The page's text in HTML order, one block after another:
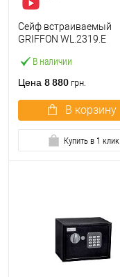
В наличии
Сейф встраиваемый
GRIFFON WL.2319.E
Цена 8 880 грн.
В корзину
Купить в 1 клик